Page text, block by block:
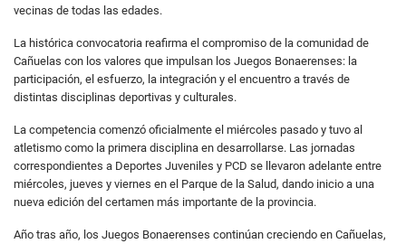
vecinas de todas las edades.
La histórica convocatoria reafirma el compromiso de la comunidad de
Cañuelas con los valores que impulsan los Juegos Bonaerenses: la
participación, el esfuerzo, la integración y el encuentro a través de
distintas disciplinas deportivas y culturales.
La competencia comenzó oficialmente el miércoles pasado y tuvo al
atletismo como la primera disciplina en desarrollarse. Las jornadas
correspondientes a Deportes Juveniles y PCD se llevaron adelante entre
miércoles, jueves y viernes en el Parque de la Salud, dando inicio a una
nueva edición del certamen más importante de la provincia.
Año tras año, los Juegos Bonaerenses continúan creciendo en Cañuelas,